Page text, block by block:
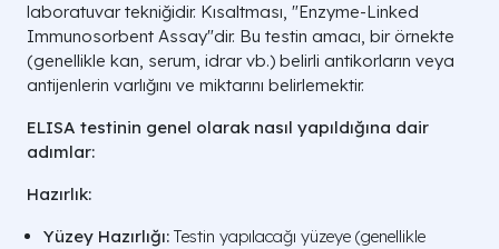
laboratuvar tekniğidir. Kısaltması, "Enzyme-Linked
Immunosorbent Assay"dir. Bu testin amacı, bir örnekte
(genellikle kan, serum, idrar vb.) belirli antikorların veya
antijenlerin varlığını ve miktarını belirlemektir.
ELISA testinin genel olarak nasıl yapıldığına dair
adımlar:
Hazırlık:
Yüzey Hazırlığı: Testin yapılacağı yüzeye (genellikle